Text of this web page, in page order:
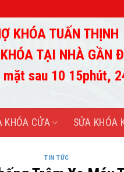
KHÓA TUẤN THỊNH
TẠI NHÀ GẦN
mặt sau 10 15phút,
KHÓA CỬA SỬA KHÓA
TIN TỨC